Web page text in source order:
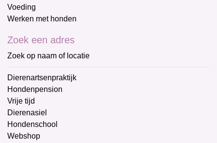
Voeding
Werken met honden
Zoek een adres
Zoek op naam of locatie
Dierenartsenpraktijk
Hondenpension
Vrije tijd
Dierenasiel
Hondenschool
Webshop